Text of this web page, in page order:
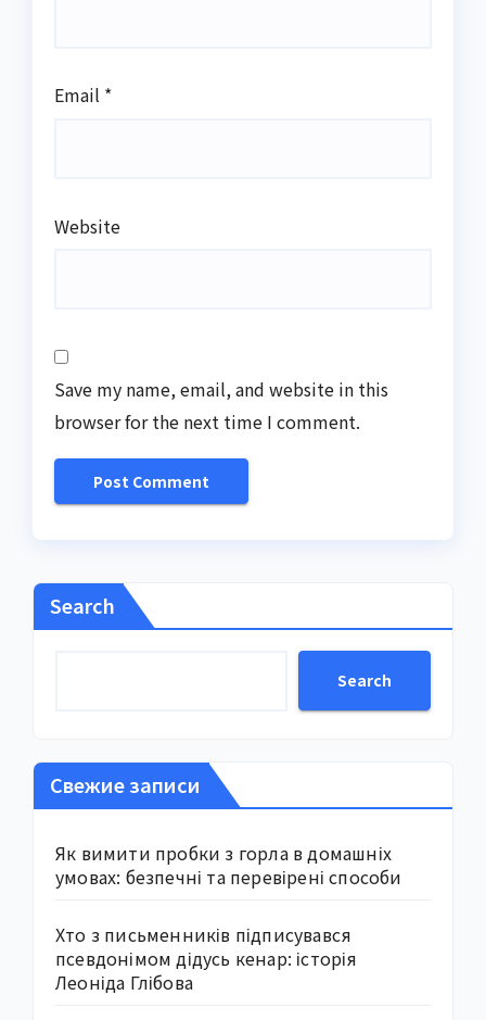
Email *
Website
Save my name, email, and website in this
browser for the next time I comment.
Search
Search
Свежие записи
Як вимити пробки з горла в домашніх
умовах: безпечні та перевірені способи
Хто з письменників підписувався
псевдонімом дідусь кенар: історія
Леоніда Глібова